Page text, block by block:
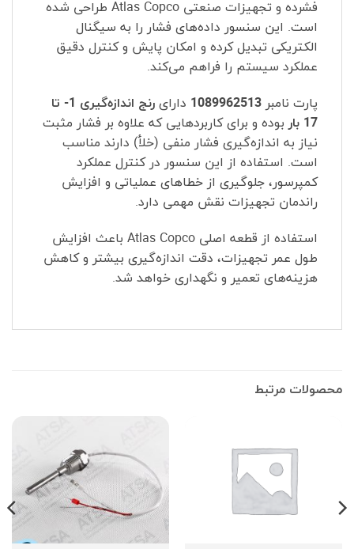
فشرده و تجهیزات صنعتی Atlas Copco طراحی شده
است. این سنسور داده‌های فشار را به سیگنال
الکتریکی تبدیل کرده و امکان پایش و کنترل دقیق
عملکرد سیستم را فراهم می‌کند.
پارت نامبر 1089962513 دارای
رنج اندازه‌گیری 1- تا
17 بار
بوده و برای کاربردهایی که علاوه بر فشار مثبت
نیاز به اندازه‌گیری فشار منفی (خلأ) دارند مناسب
است. استفاده از این سنسور در کنترل عملکرد
کمپرسور، جلوگیری از خطاهای عملیاتی و افزایش
راندمان تجهیزات نقش مهمی دارد.
استفاده از قطعه اصلی Atlas Copco باعث افزایش
طول عمر تجهیزات، دقت اندازه‌گیری بیشتر و کاهش
هزینه‌های تعمیر و نگهداری خواهد شد.
محصولات مرتبط